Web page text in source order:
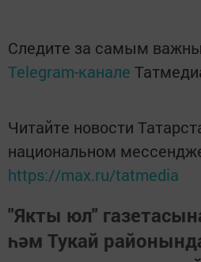
Следите за самым
Telegram-канале
Читайте новости
национальном
https://max.ru/tatmedia
"Якты юл"
һәм Тукай